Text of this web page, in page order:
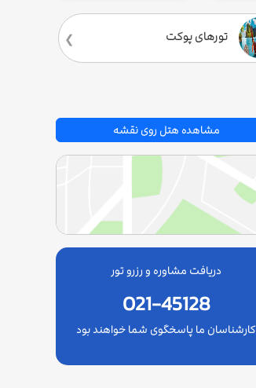
تورهای پوکت
مشاهده هتل روی نقشه
دریافت مشاوره و رزرو تور
021-45128
کارشناسان ما پاسخگوی شما خواهند بود